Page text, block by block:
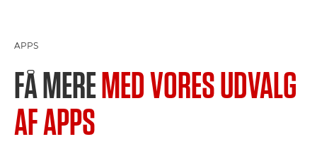
APPS
FÅ MEREMED VORES UDVALG
AF APPS